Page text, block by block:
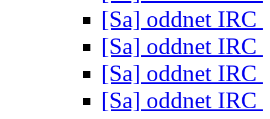
[Sa] oddnet IRC
[Sa] oddnet IRC
[Sa] oddnet IRC
[Sa] oddnet IRC